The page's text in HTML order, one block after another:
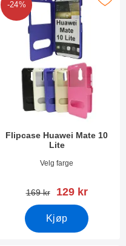
-24%
Flipcase Huawei Mate 10
Lite
25284
Velg farge
gammel pris
169 kr ny pris
129 kr
Kjøp